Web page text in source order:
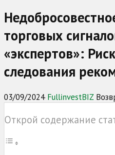
торговых
«экспертов»:
следования
03/09/2024 FullinvestBIZ
Открой содержание